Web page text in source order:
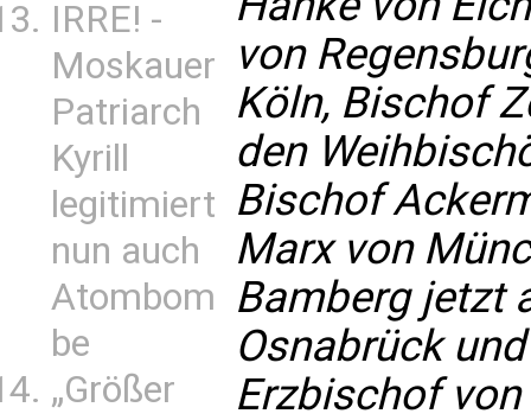
IRRE! -
Moskauer
Patriarch
Kyrill
legitimiert
nun auch
Atombom
be
„Größer
von
Köln, Bischof
den
Bischof
Marx von
Bamberg jetzt
Osnabrück
Erzbischof